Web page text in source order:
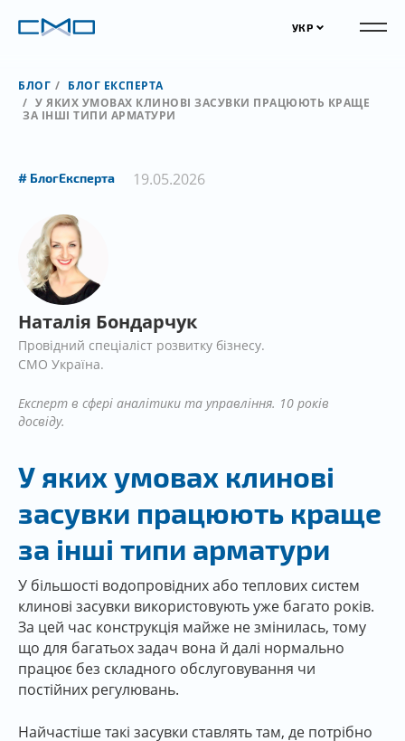
УКР
БЛОГ
БЛОГ ЕКСПЕРТА
У ЯКИХ УМОВАХ КЛИНОВІ ЗАСУВКИ ПРАЦЮЮТЬ КРАЩЕ
ЗА ІНШІ ТИПИ АРМАТУРИ
БлогЕксперта 19.05.2026
Наталія Бондарчук
Провідний спеціаліст розвитку бізнесу.
СМО Україна.
Експерт в сфері аналітики та управління. 10 років
досвіду.
У яких умовах клинові
засувки працюють краще
за інші типи арматури
У більшості водопровідних або теплових систем
клинові засувки використовують уже багато років.
За цей час конструкція майже не змінилась, тому
що для багатьох задач вона й далі нормально
працює без складного обслуговування чи
постійних регулювань.
Найчастіше такі засувки ставлять там, де потрібно